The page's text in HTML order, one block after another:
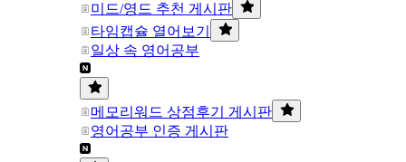
미드/영드 추천 게시판
타임캡슐 열어보기
일상 속 영어공부
메모리워드 상점후기 게시판
영어공부 인증 게시판